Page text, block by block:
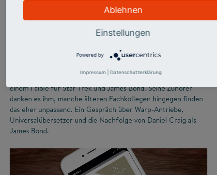
WISSENSCHAFTSKOMMUNIKATION
„In meinen Vorlesungen
darf man auch lachen“
Metin Tolan selbst sieht sich als experimentellen Physiker mit
einem Faible für Star Trek und James Bond. Seine Zuhörer
danken es ihm, manche älteren Fachkollegen hingegen finden
das eher unpassend. Ein Gespräch über Warp-Antriebe,
Universalübersetzer und die Nachfolge von Daniel Craig als
James Bond.
Ablehnen
Einstellungen
Powered by
Impressum Datenschutzerklärung